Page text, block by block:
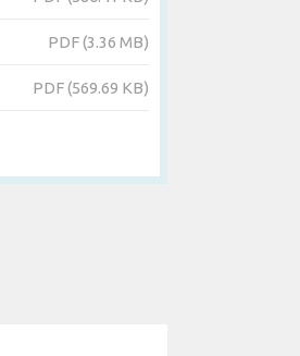
PDF (3.36 MB)
PDF (569.69 KB)